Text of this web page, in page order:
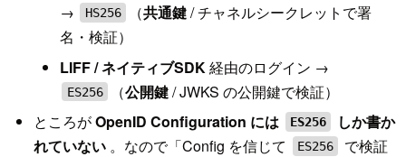
→
HS256 （共通鍵/ チャネルシークレットで署
名・検証）
LIFF / ネイティブSDK 経由のログイン →
ES256 （公開鍵/ JWKS の公開鍵で検証）
ところがOpenID Configuration には ES256
しか書か
れていない。なので「Config を信じて ES256
で検証